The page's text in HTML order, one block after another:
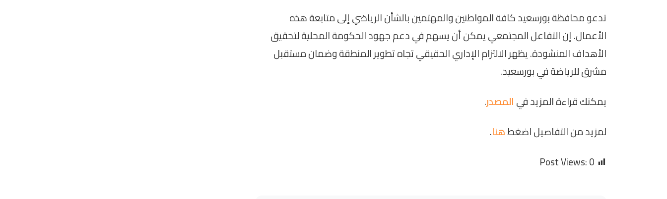
تدعو محافظة بورسعيد كافة المواطنين والمهتمين بالشأن الرياضي إلى متابعة هذه
الأعمال. إن التفاعل المجتمعي يمكن أن يسهم في دعم جهود الحكومة المحلية لتحقيق
الأهداف المنشودة. يظهر الالتزام الإداري الحقيقي تجاه تطوير المنطقة وضمان مستقبل
مشرق للرياضة في بورسعيد.
يمكنك قراءة المزيد فيالمصدر.
لمزيد من التفاصيل اضغطهنا.
Post Views:0